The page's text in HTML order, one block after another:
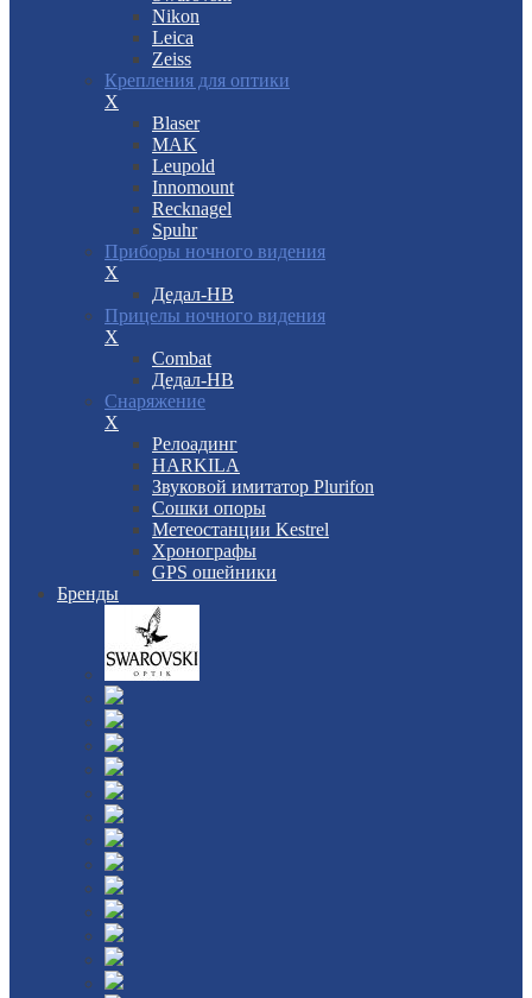
Nikon
Leica
Zeiss
Крепления для оптики
X
Blaser
MAK
Leupold
Innomount
Recknagel
Spuhr
Приборы ночного видения
X
Дедал-НВ
Прицелы ночного видения
X
Combat
Дедал-НВ
Снаряжение
X
Релоадинг
HARKILA
Звуковой имитатор Plurifon
Сошки опоры
Метеостанции Kestrel
Хронографы
GPS ошейники
Бренды